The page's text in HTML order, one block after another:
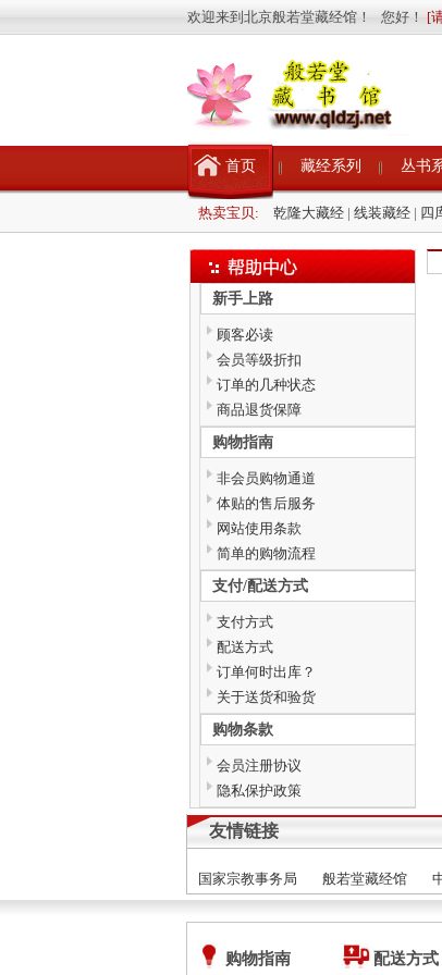
欢迎来到北京般若堂藏经馆！ 您好！ [
首页 藏经系列 丛书
热卖宝贝: 乾隆大藏经 | 线装藏经 | 四
新手上路
顾客必读
会员等级折扣
订单的几种状态
商品退货保障
购物指南
非会员购物通道
体贴的售后服务
网站使用条款
简单的购物流程
支付/配送方式
支付方式
配送方式
订单何时出库？
关于送货和验货
购物条款
会员注册协议
隐私保护政策
友情链接
国家宗教事务局 般若堂藏经馆
购物指南 配送方式